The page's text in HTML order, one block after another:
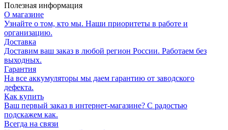
Полезная информация
О магазине
Узнайте о том, кто мы. Наши приоритеты в работе и
организацию.
Доставка
Доставим ваш заказ в любой регион России. Работаем без
выходных.
Гарантия
На все аккумуляторы мы даем гарантию от заводского
дефекта.
Как купить
Ваш первый заказ в интернет-магазине? С радостью
подскажем как.
Всегда на связи